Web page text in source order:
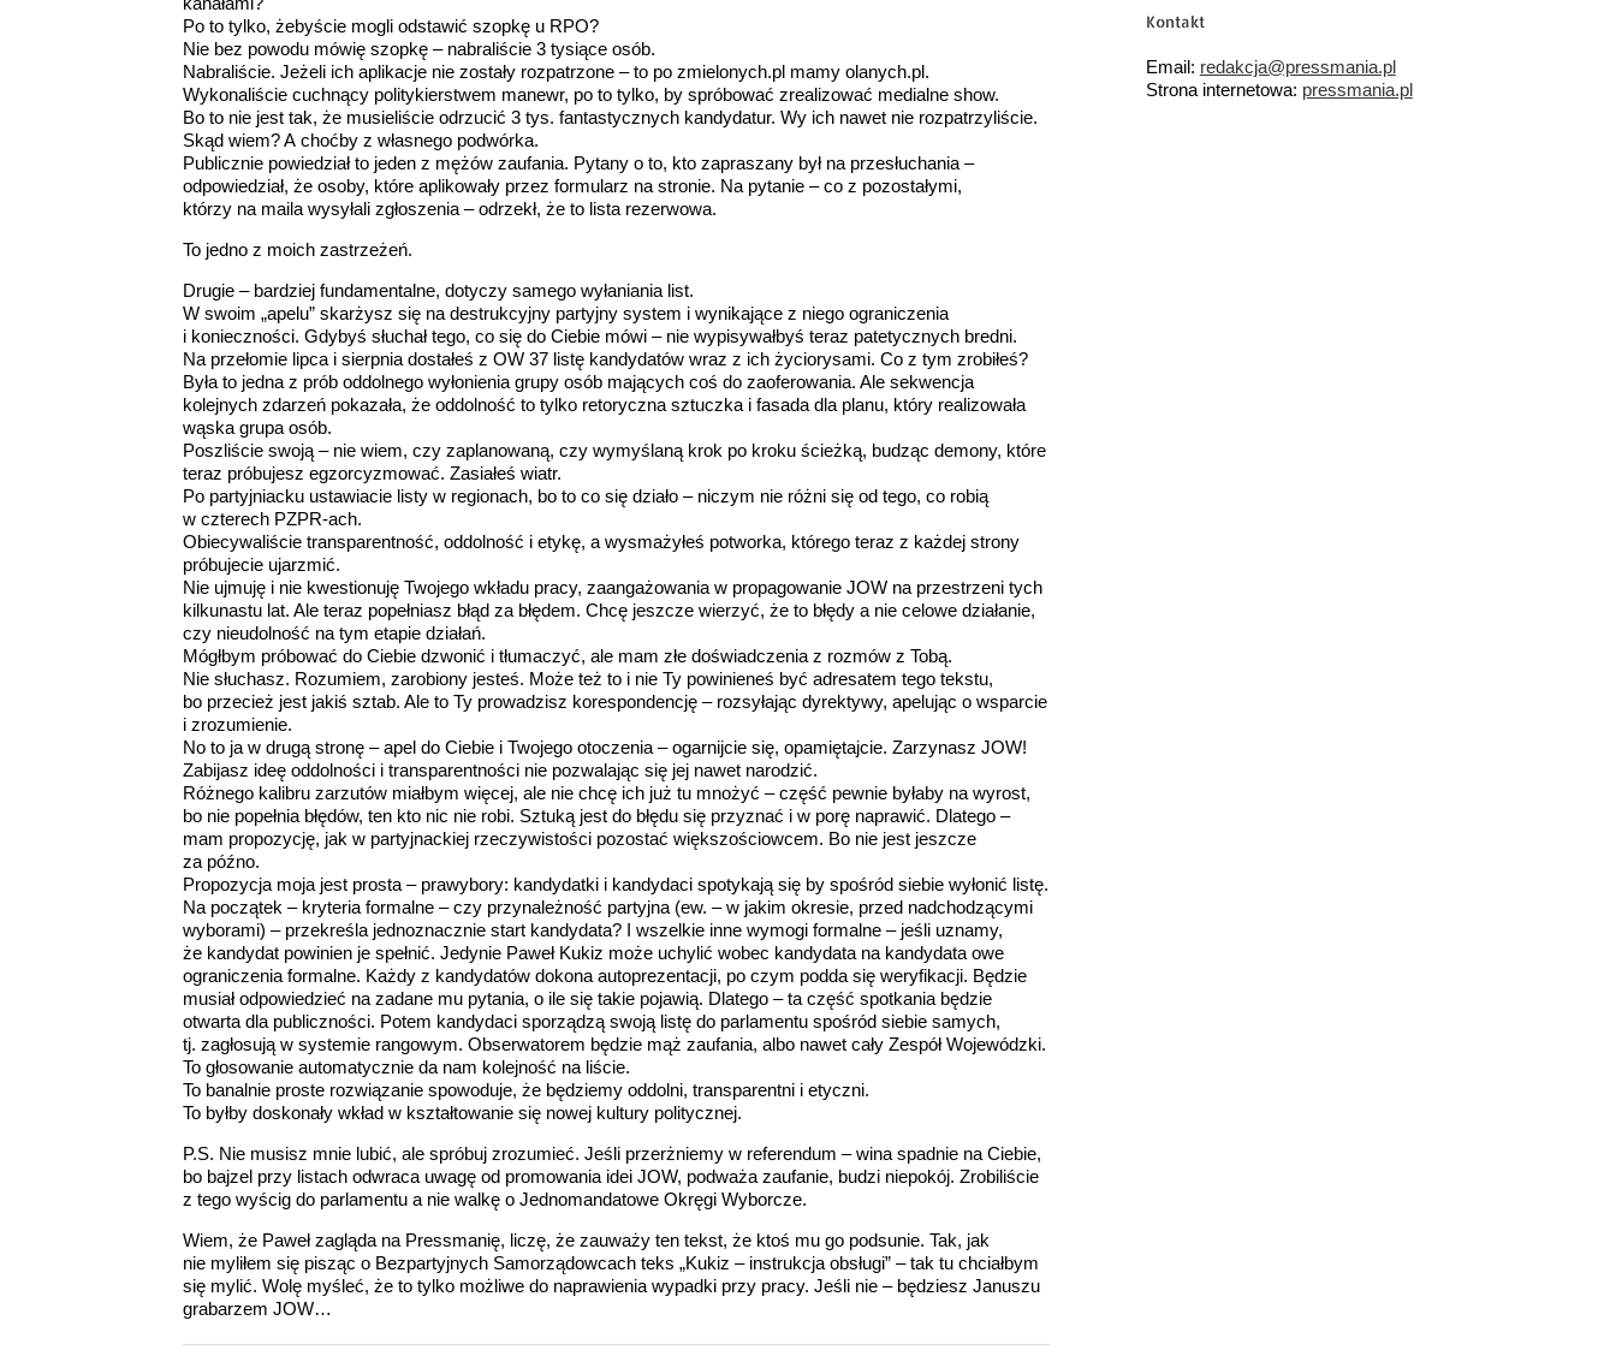
Po to tylko, żebyście mogli odstawić szopkę u RPO?
Nie bez powodu mówię szopkę – nabraliście 3 tysiące osób.
Nabraliście. Jeżeli ich aplikacje nie zostały rozpatrzone – to po zmielonych.pl mamy olanych.pl.
Wykonaliście cuchnący politykierstwem manewr, po to tylko, by spróbować zrealizować medialne show.
Bo to nie jest tak, że musieliście odrzucić 3 tys. fantastycznych kandydatur. Wy ich nawet nie rozpatrzyliście.
Skąd wiem? A choćby z własnego podwórka.
Publicznie powiedział to jeden z mężów zaufania. Pytany o to, kto zapraszany był na przesłuchania –
odpowiedział, że osoby, które aplikowały przez formularz na stronie. Na pytanie – co z pozostałymi,
którzy na maila wysyłali zgłoszenia – odrzekł, że to lista rezerwowa.
To jedno z moich zastrzeżeń.
Drugie – bardziej fundamentalne, dotyczy samego wyłaniania list.
W swoim „apelu” skarżysz się na destrukcyjny partyjny system i wynikające z niego ograniczenia
i konieczności. Gdybyś słuchał tego, co się do Ciebie mówi – nie wypisywałbyś teraz patetycznych bredni.
Na przełomie lipca i sierpnia dostałeś z OW 37 listę kandydatów wraz z ich życiorysami. Co z tym zrobiłeś?
Była to jedna z prób oddolnego wyłonienia grupy osób mających coś do zaoferowania. Ale sekwencja
kolejnych zdarzeń pokazała, że oddolność to tylko retoryczna sztuczka i fasada dla planu, który realizowała
wąska grupa osób.
Poszliście swoją – nie wiem, czy zaplanowaną, czy wymyślaną krok po kroku ścieżką, budząc demony, które
teraz próbujesz egzorcyzmować. Zasiałeś wiatr.
Po partyjniacku ustawiacie listy w regionach, bo to co się działo – niczym nie różni się od tego, co robią
w czterech PZPR-ach.
Obiecywaliście transparentność, oddolność i etykę, a wysmażyłeś potworka, którego teraz z każdej strony
próbujecie ujarzmić.
Nie ujmuję i nie kwestionuję Twojego wkładu pracy, zaangażowania w propagowanie JOW na przestrzeni tych
kilkunastu lat. Ale teraz popełniasz błąd za błędem. Chcę jeszcze wierzyć, że to błędy a nie celowe działanie,
czy nieudolność na tym etapie działań.
Mógłbym próbować do Ciebie dzwonić i tłumaczyć, ale mam złe doświadczenia z rozmów z Tobą.
Nie słuchasz. Rozumiem, zarobiony jesteś. Może też to i nie Ty powinieneś być adresatem tego tekstu,
bo przecież jest jakiś sztab. Ale to Ty prowadzisz korespondencję – rozsyłając dyrektywy, apelując o wsparcie
i zrozumienie.
No to ja w drugą stronę – apel do Ciebie i Twojego otoczenia – ogarnijcie się, opamiętajcie. Zarzynasz JOW!
Zabijasz ideę oddolności i transparentności nie pozwalając się jej nawet narodzić.
Różnego kalibru zarzutów miałbym więcej, ale nie chcę ich już tu mnożyć – część pewnie byłaby na wyrost,
bo nie popełnia błędów, ten kto nic nie robi. Sztuką jest do błędu się przyznać i w porę naprawić. Dlatego –
mam propozycję, jak w partyjnackiej rzeczywistości pozostać większościowcem. Bo nie jest jeszcze
za późno.
Propozycja moja jest prosta – prawybory: kandydatki i kandydaci spotykają się by spośród siebie wyłonić listę.
Na początek – kryteria formalne – czy przynależność partyjna (ew. – w jakim okresie, przed nadchodzącymi
wyborami) – przekreśla jednoznacznie start kandydata? I wszelkie inne wymogi formalne – jeśli uznamy,
że kandydat powinien je spełnić. Jedynie Paweł Kukiz może uchylić wobec kandydata na kandydata owe
ograniczenia formalne. Każdy z kandydatów dokona autoprezentacji, po czym podda się weryfikacji. Będzie
musiał odpowiedzieć na zadane mu pytania, o ile się takie pojawią. Dlatego – ta część spotkania będzie
otwarta dla publiczności. Potem kandydaci sporządzą swoją listę do parlamentu spośród siebie samych,
tj. zagłosują w systemie rangowym. Obserwatorem będzie mąż zaufania, albo nawet cały Zespół Wojewódzki.
To głosowanie automatycznie da nam kolejność na liście.
To banalnie proste rozwiązanie spowoduje, że będziemy oddolni, transparentni i etyczni.
To byłby doskonały wkład w kształtowanie się nowej kultury politycznej.
P.S. Nie musisz mnie lubić, ale spróbuj zrozumieć. Jeśli przerżniemy w referendum – wina spadnie na Ciebie,
bo bajzel przy listach odwraca uwagę od promowania idei JOW, podważa zaufanie, budzi niepokój. Zrobiliście
z tego wyścig do parlamentu a nie walkę o Jednomandatowe Okręgi Wyborcze.
Wiem, że Paweł zagląda na Pressmanię, liczę, że zauważy ten tekst, że ktoś mu go podsunie. Tak, jak
nie myliłem się pisząc o Bezpartyjnych Samorządowcach teks „Kukiz – instrukcja obsługi” – tak tu chciałbym
się mylić. Wolę myśleć, że to tylko możliwe do naprawienia wypadki przy pracy. Jeśli nie – będziesz Januszu
grabarzem JOW…
Kontakt
Email: redakcja@pressmania.pl
Strona internetowa: pressmania.pl